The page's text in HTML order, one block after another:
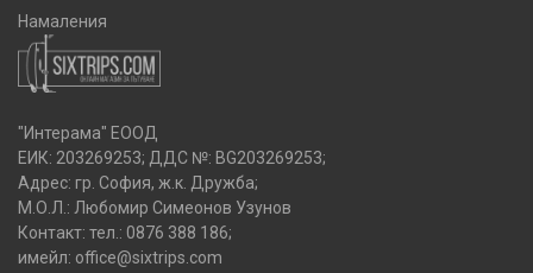
Намаления
"Интерама" ЕООД
ЕИК: 203269253; ДДС №: BG203269253;
Адрес: гр. София, ж.к. Дружба;
М.О.Л.: Любомир Симеонов Узунов
Контакт: тел.: 0876 388 186;
имейл: office@sixtrips.com